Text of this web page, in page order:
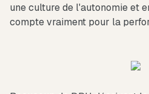
une culture de l'autonomie et
compte vraiment pour la